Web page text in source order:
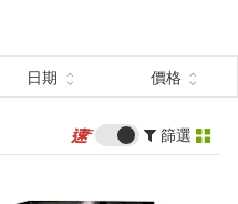
日期 價格
篩選